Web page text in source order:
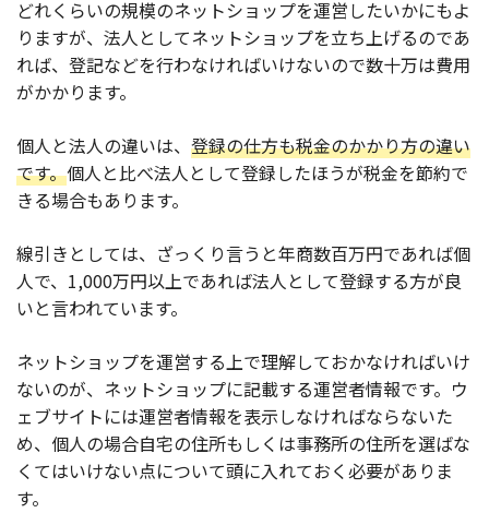
どれくらいの規模のネットショップを運営したいかにもよ
りますが、法人としてネットショップを立ち上げるのであ
れば、登記などを行わなければいけないので数十万は費用
がかかります。
個人と法人の違いは、 登録の仕方も税金のかかり方の違い
です。個人と比べ法人として登録したほうが税金を節約で
きる場合もあります。
線引きとしては、ざっくり言うと年商数百万円であれば個
人で、1,000万円以上であれば法人として登録する方が良
いと言われています。
ネットショップを運営する上で理解しておかなければいけ
ないのが、ネットショップに記載する運営者情報です。ウ
ェブサイトには運営者情報を表示しなければならないた
め、個人の場合自宅の住所もしくは事務所の住所を選ばな
くてはいけない点について頭に入れておく必要がありま
す。